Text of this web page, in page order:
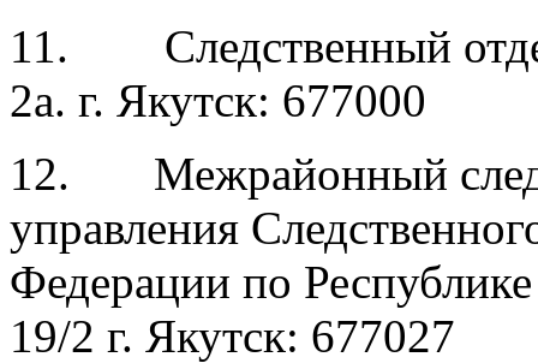
11. Следственный
2а. г. Якутск: 677000
12. Межрайонный
управления
Федерации по
19/2 г. Якутск: 677027